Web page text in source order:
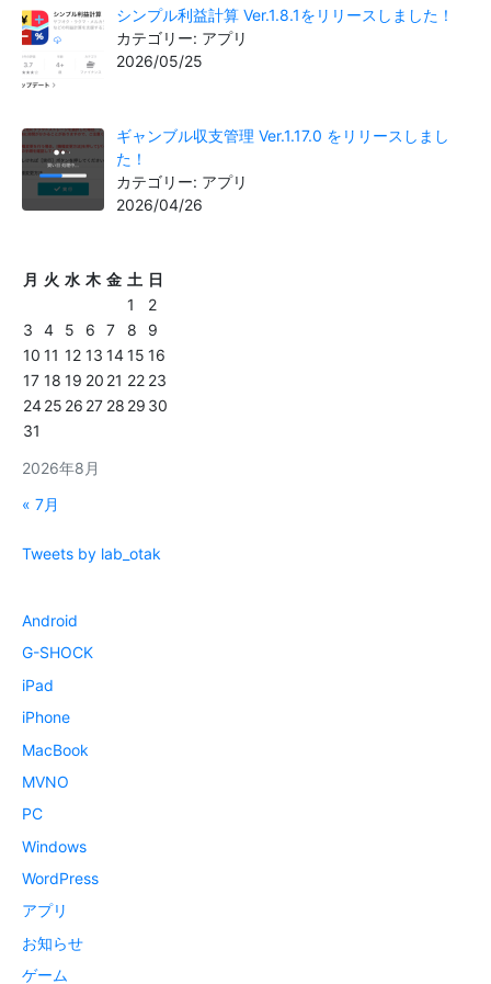
シンプル利益計算 Ver.1.8.1をリリースしました！
カテゴリー: アプリ
2026/05/25
ギャンブル収支管理 Ver.1.17.0 をリリースしまし
た！
カテゴリー: アプリ
2026/04/26
2026年8月
月 火 水 木 金 土 日
1
2
3
4 5 6 7 8
9
10 11 12 13 1415 16
17 18 19 20 21 22 23
2425 26 27 28 29 30
31
« 7月
Tweets by lab_otak
Android
G-SHOCK
iPad
iPhone
MacBook
MVNO
PC
Windows
WordPress
アプリ
お知らせ
ゲーム